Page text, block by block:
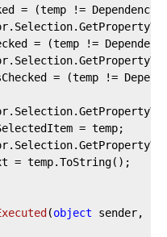
(object sender,